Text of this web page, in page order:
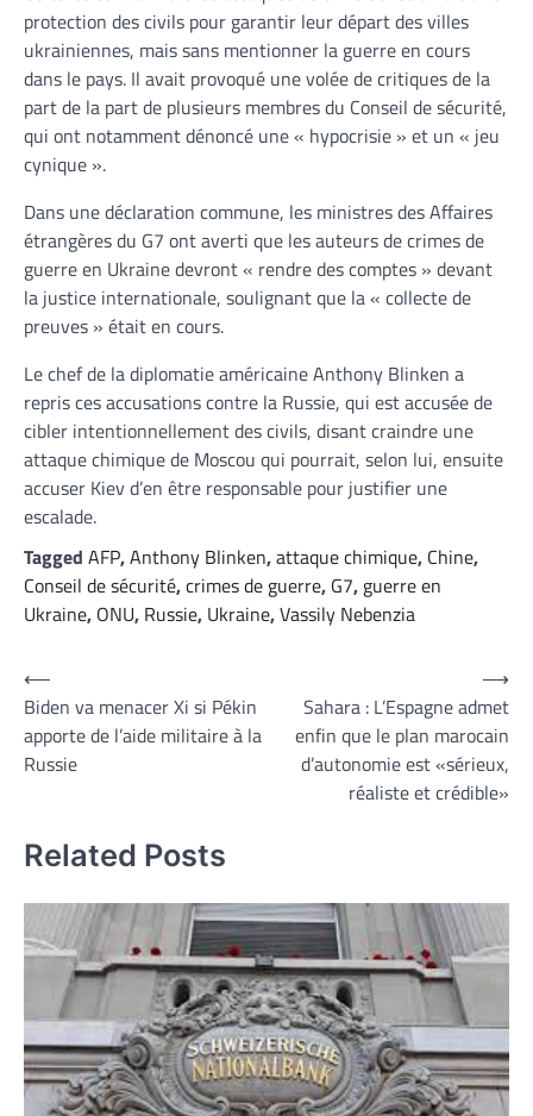
protection des civils pour garantir leur départ des villes
ukrainiennes, mais sans mentionner la guerre en cours
dans le pays. Il avait provoqué une volée de critiques de la
part de la part de plusieurs membres du Conseil de sécurité,
qui ont notamment dénoncé une « hypocrisie » et un « jeu
cynique ».
Dans une déclaration commune, les ministres des Affaires
étrangères du G7 ont averti que les auteurs de crimes de
guerre en Ukraine devront « rendre des comptes » devant
la justice internationale, soulignant que la « collecte de
preuves » était en cours.
Le chef de la diplomatie américaine Anthony Blinken a
repris ces accusations contre la Russie, qui est accusée de
cibler intentionnellement des civils, disant craindre une
attaque chimique de Moscou qui pourrait, selon lui, ensuite
accuser Kiev d’en être responsable pour justifier une
escalade.
Tagged AFP,Anthony Blinken,attaque chimique, Chine,
Conseil de sécurité,crimes de guerre, G7, guerre en
Ukraine, ONU, Russie, Ukraine,Vassily Nebenzia
Navigation
de
l’article
⟵
Biden va menacer Xi si Pékin
apporte de l’aide militaire à la
Russie
Sahara : L’Espagne admet
enfin que le plan marocain
d’autonomie est «sérieux,
réaliste et crédible»
⟶
Related Posts